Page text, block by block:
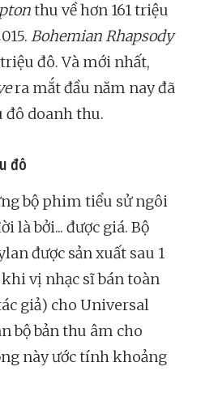
thu về hơn 161 triệu
Bohemian Rhapsody
đô. Và mới nhất,
ra mắt đầu năm nay đã
đô doanh thu.
đô
bộ phim tiểu sử ngôi
là bởi... được giá. Bộ
được sản xuất sau 1
vị nhạc sĩ bán toàn
giả) cho Universal
bộ bản thu âm cho
này ước tính khoảng